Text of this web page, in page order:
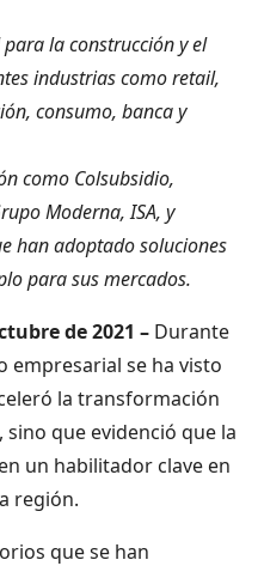
la construcción y el
industrias como retail,
consumo, banca y
como Colsubsidio,
Moderna, ISA, y
han adoptado soluciones
para sus mercados.
de 2021 – Durante
empresarial se ha visto
la transformación
que evidenció que la
un habilitador clave en
región.
que se han